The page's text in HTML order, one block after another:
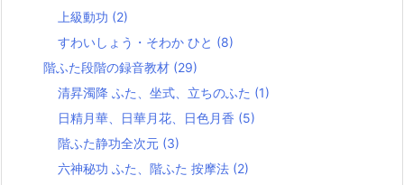
上級動功 (2)
すわいしょう・そわか ひと (8)
階ふた段階の録音教材 (29)
清昇濁降 ふた、坐式、立ちのふた (1)
日精月華、日華月花、日色月香 (5)
階ふた静功全次元 (3)
六神秘功 ふた、階ふた 按摩法 (2)